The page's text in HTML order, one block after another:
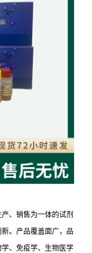
、销售为一体的试剂
。产品覆盖面广，品
、免疫学、生物医学